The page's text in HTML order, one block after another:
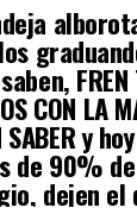
FREN
CON LA
SABER y
de 90%
dejen el